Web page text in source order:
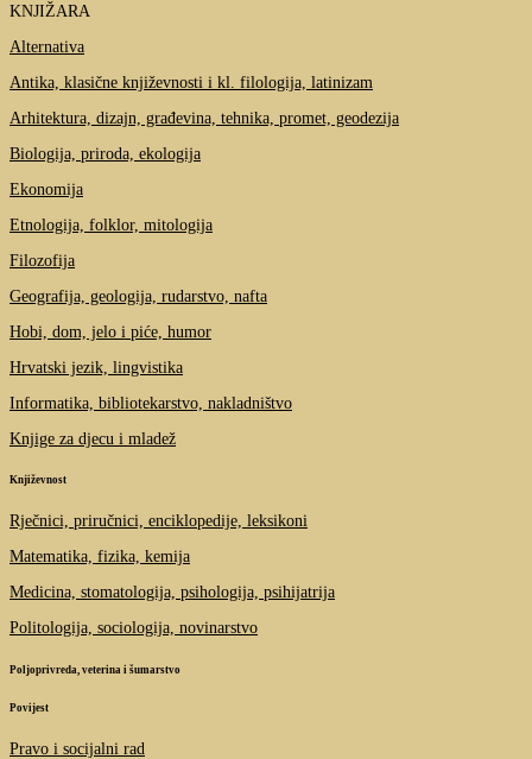
KNJIŽARA
Alternativa
Antika, klasične književnosti i kl. filologija, latinizam
Arhitektura, dizajn, građevina, tehnika, promet, geodezija
Biologija, priroda, ekologija
Ekonomija
Etnologija, folklor, mitologija
Filozofija
Geografija, geologija, rudarstvo, nafta
Hobi, dom, jelo i piće, humor
Hrvatski jezik, lingvistika
Informatika, bibliotekarstvo, nakladništvo
Knjige za djecu i mladež
Književnost
Rječnici, priručnici, enciklopedije, leksikoni
Matematika, fizika, kemija
Medicina, stomatologija, psihologija, psihijatrija
Politologija, sociologija, novinarstvo
Poljoprivreda, veterina i šumarstvo
Povijest
Pravo i socijalni rad